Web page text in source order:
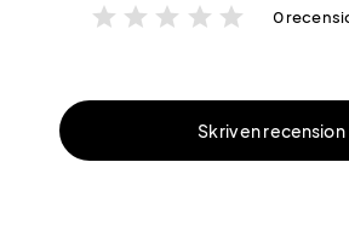
star star star star star 0
Skriv en recension